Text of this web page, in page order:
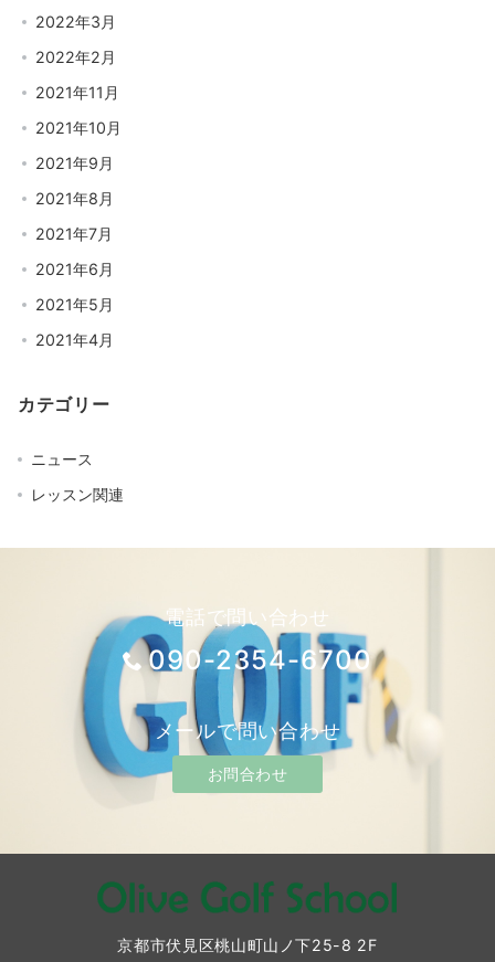
2022年3月
2022年2月
2021年11月
2021年10月
2021年9月
2021年8月
2021年7月
2021年6月
2021年5月
2021年4月
カテゴリー
ニュース
レッスン関連
電話で問い合わせ
090-2354-6700
メールで問い合わせ
お問合わせ
京都市伏見区桃山町山ノ下25-8 2F